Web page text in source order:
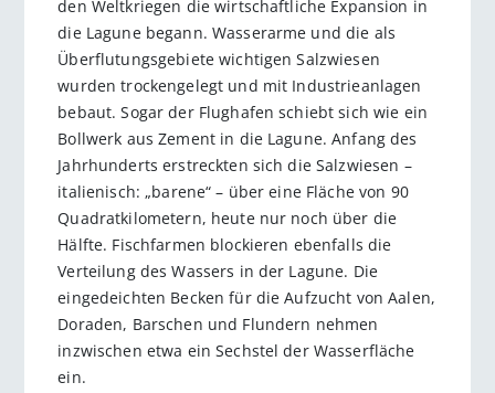
den Weltkriegen die wirtschaftliche Expansion in
die Lagune begann. Wasserarme und die als
Überflutungsgebiete wichtigen Salzwiesen
wurden trockengelegt und mit Industrieanlagen
bebaut. Sogar der Flughafen schiebt sich wie ein
Bollwerk aus Zement in die Lagune. Anfang des
Jahrhunderts erstreckten sich die Salzwiesen –
italienisch: „barene“ – über eine Fläche von 90
Quadratkilometern, heute nur noch über die
Hälfte. Fischfarmen blockieren ebenfalls die
Verteilung des Wassers in der Lagune. Die
eingedeichten Becken für die Aufzucht von Aalen,
Doraden, Barschen und Flundern nehmen
inzwischen etwa ein Sechstel der Wasserfläche
ein.